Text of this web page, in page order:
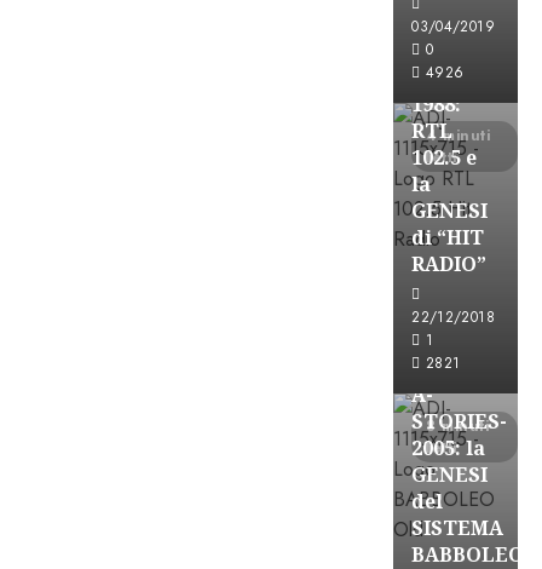
03/04/2019
0
4926
4 minuti
letti
FREE
A-
STORIES-
1988:
RTL
102.5 e
la
GENESI
di “HIT
RADIO”
22/12/2018
1
2821
8 minuti
letti
Formazione
FREE
A-
STORIES-
2005: la
GENESI
del
SISTEMA
BABBOLEO